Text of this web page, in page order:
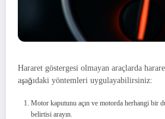
Hararet göstergesi olmayan araçlarda
aşağıdaki yöntemleri uygulayabilirsiniz:
Motor kaputunu açın ve motorda herhangi bir
belirtisi arayın.